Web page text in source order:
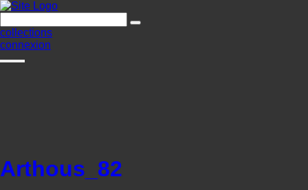
collections
connexion
Arthous_82